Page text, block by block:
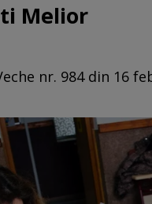
Melior
nr. 984 din 16